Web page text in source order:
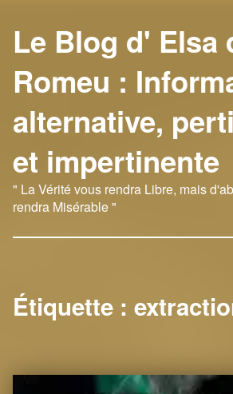
Le Blog d' Elsa
Romeu :
alternative,
et impertinente
" La Vérité vous rendra Libre, mais
rendra Misérable "
Étiquette :